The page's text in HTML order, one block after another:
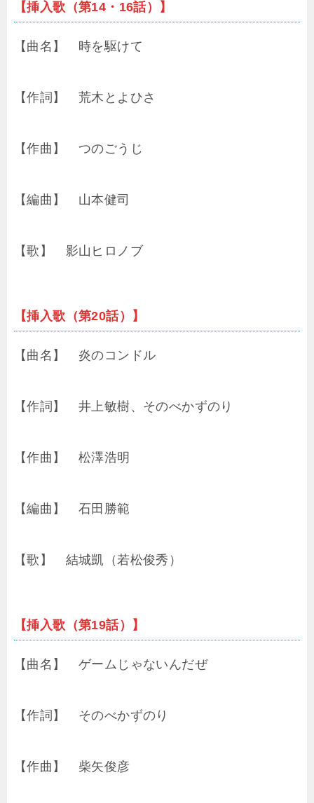
【挿入歌（第14・16話）】
【曲名】 時を駆けて
【作詞】 荒木とよひさ
【作曲】 つのごうじ
【編曲】 山本健司
【歌】 影山ヒロノブ
【挿入歌（第20話）】
【曲名】 炎のコンドル
【作詞】 井上敏樹、そのべかずのり
【作曲】 松澤浩明
【編曲】 石田勝範
【歌】 結城凱（若松俊秀）
【挿入歌（第19話）】
【曲名】 ゲームじゃないんだぜ
【作詞】 そのべかずのり
【作曲】 柴矢俊彦